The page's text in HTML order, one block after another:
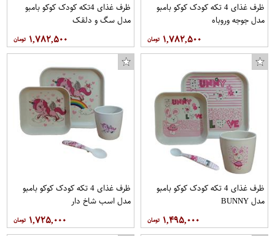
ظرف غذای 4 تکه کودک کوکو بامبو
مدل جوجه وروباه
۱,۷۸۲,۵۰۰
ظرف غذای 4تکه کودک کوکو بامبو
مدل سگ و دلقک
۱,۷۸۲,۵۰۰
ظرف غذای 4 تکه کودک کوکو بامبو
مدل BUNNY
۱,۴۹۵,۰۰۰
ظرف غذای 4 تکه کودک کوکو بامبو
مدل اسب شاخ دار
۱,۷۲۵,۰۰۰